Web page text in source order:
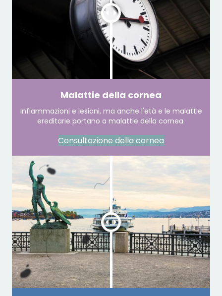
Malattie della cornea
Infiammazioni e lesioni, ma anche l'età e le malattie
ereditarie portano a malattie della cornea.
Consultazione della cornea